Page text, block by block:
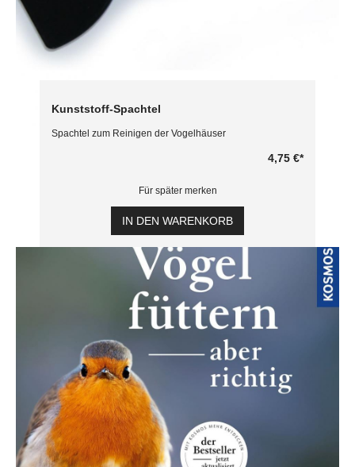
Kunststoff-Spachtel
Spachtel zum Reinigen der Vogelhäuser
4,75 €*
Für später merken
IN DEN WARENKORB